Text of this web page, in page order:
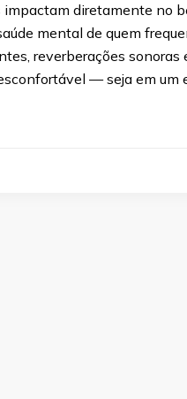
diretamente no
mental de quem
reverberações sonoras
— seja em um